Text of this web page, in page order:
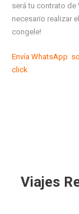
será tu contrato de
necesario realizar
congele!
Envía WhatsApp
click
Viajes